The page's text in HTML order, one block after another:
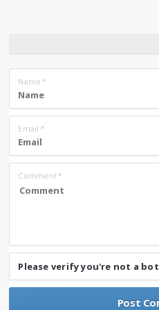
Name *
Email *
Comment*
Please verify you're not a bot